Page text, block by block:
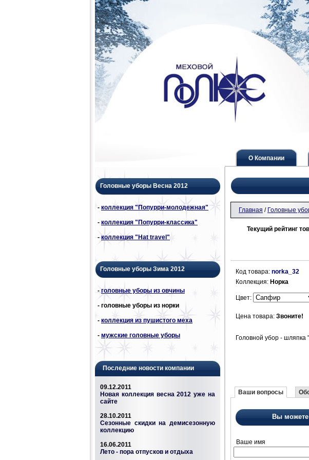
О Компании
Головные уборы Весна 2012
- коллекция "Попурри-молодежная"
- коллекция "Попурри-классика"
-коллекция "Hat travel"
Головные уборы Зима 2012
-головные уборы из овчины
- головные уборы из норки
- коллекция из пушистого меха
- мужские головные уборы
Последние новости компании
09.12.2011
Новая коллекция весна 2012 уже на
сайте
28.10.2011
Сезонные скидки на демисезонную
коллекцию
16.06.2011
Лето - пора отпусков и отдыха
Главная / Головные
Текущий рейтинг
Код товара: norka_32
Коллекция: Норка
Цвет:
Цена товара: Звоните!
Головной убор - шляпка
Ваши вопросы
Вы
Ваше имя